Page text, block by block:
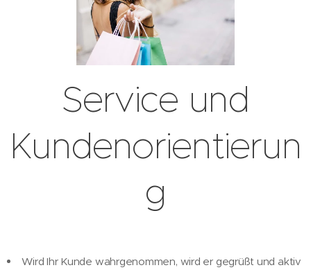
Service und
Kundenorientierun
g
Wird Ihr Kunde wahrgenommen, wird er gegrüßt und aktiv